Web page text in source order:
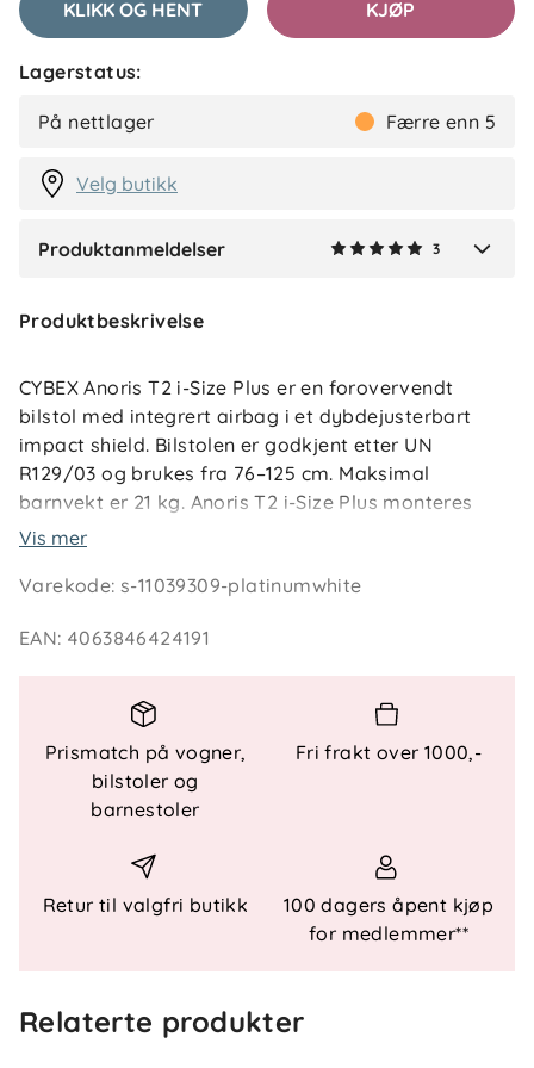
KLIKK OG HENT KJØP
Lagerstatus:
På nettlager Færre enn 5
Velg butikk
Produktanmeldelser 3
SB
Produktbeskrivelse
CYBEX Anoris T2 i-Size Plus er en forovervendt
bilstol med integrert airbag i et dybdejusterbart
impact shield. Bilstolen er godkjent etter UN
R129/03 og brukes fra 76–125 cm. Maksimal
barnvekt er 21 kg. Anoris T2 i-Size Plus monteres
med ISOFIX og støtteben. Onboard Safety Assistant
støtteben, impact shield og batteri. Setet har tre
med UPF50+.
Teknisk informasjon
Bruk og godkjenning
UN R129/03
Barnets størrelse
Vis mer
Varekode:s-11039309-platinumwhite
EAN: 4063846424191
Prismatch på vogner,
bilstoler og
barnestoler
Fri frakt over 1000,-
Retur til valgfri butikk
100 dagers åpent kjøp
for medlemmer**
Relaterte produkter